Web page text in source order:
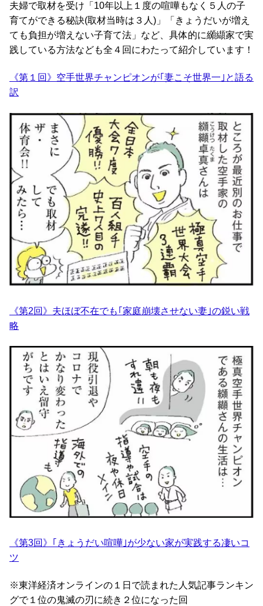
夫婦で取材を受け「10年以上１度の喧嘩もなく５人の子
育てができる秘訣(取材当時は３人)」「きょうだいが増え
ても負担が増えない子育て法」など、具体的に纐纈家で実
践している方法なども全４回にわたって紹介しています！
《第１回》空手世界チャンピオンが｢妻こそ世界一｣と語る
訳
《第2回》夫ほぼ不在でも｢家庭崩壊させない妻｣の鋭い戦
略
《第3回》｢きょうだい喧嘩｣が少ない家が実践する凄いコ
ツ
※東洋経済オンラインの１日で読まれた人気記事ランキン
グで１位の鬼滅の刃に続き２位になった回